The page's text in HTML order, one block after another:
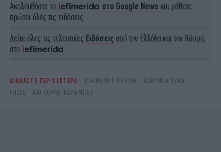
Ακολουθήστε το στο Google News και μάθετε
πρώτοι όλες τις ειδήσεις
Δείτε όλες τις τελευταίες Ειδήσεις από την Ελλάδα και τον Κόσμο,
στο
ΔΙΑΒΑΣΤΕ ΠΕΡΙΣΣΟΤΕΡΑ ΒΛΆΝΤΙΜΙΡ ΠΟΎΤΙΝ
ΑΖΕΡΜΠΑΪΤΖΆΝ
ΡΩΣΙΑ
ΝΑΓΚΌΡΝΟ ΚΑΡΑΜΠΆΧ